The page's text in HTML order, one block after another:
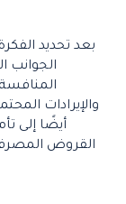
بعد تحديد
الجوانب
والإيرادات
أيضًا إلى
القروض